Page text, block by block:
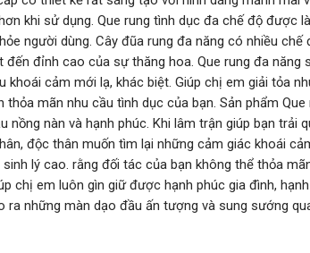
khi sử dụng. Que rung tình dục đa chế độ
người dùng. Cây đũa rung đa năng có nhiều
đến đỉnh cao của sự thăng hoa. Que rung đa
khoái cảm mới lạ, khác biệt. Giúp chị em giải tỏa
thỏa mãn nhu cầu tình dục của bạn. Sản phẩm
nồng nàn và hạnh phúc. Khi lâm trận giúp bạn
độc thân muốn tìm lại những cảm giác khoái
lý cao. rằng đối tác của bạn không thể thỏa
chị em luôn gìn giữ được hạnh phúc gia đình,
ra những màn dạo đầu ấn tượng và sung sướng